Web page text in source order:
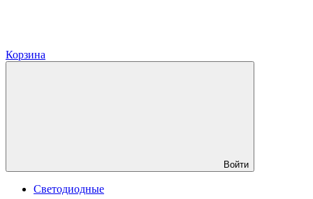
Корзина
Войти
Светодиодные